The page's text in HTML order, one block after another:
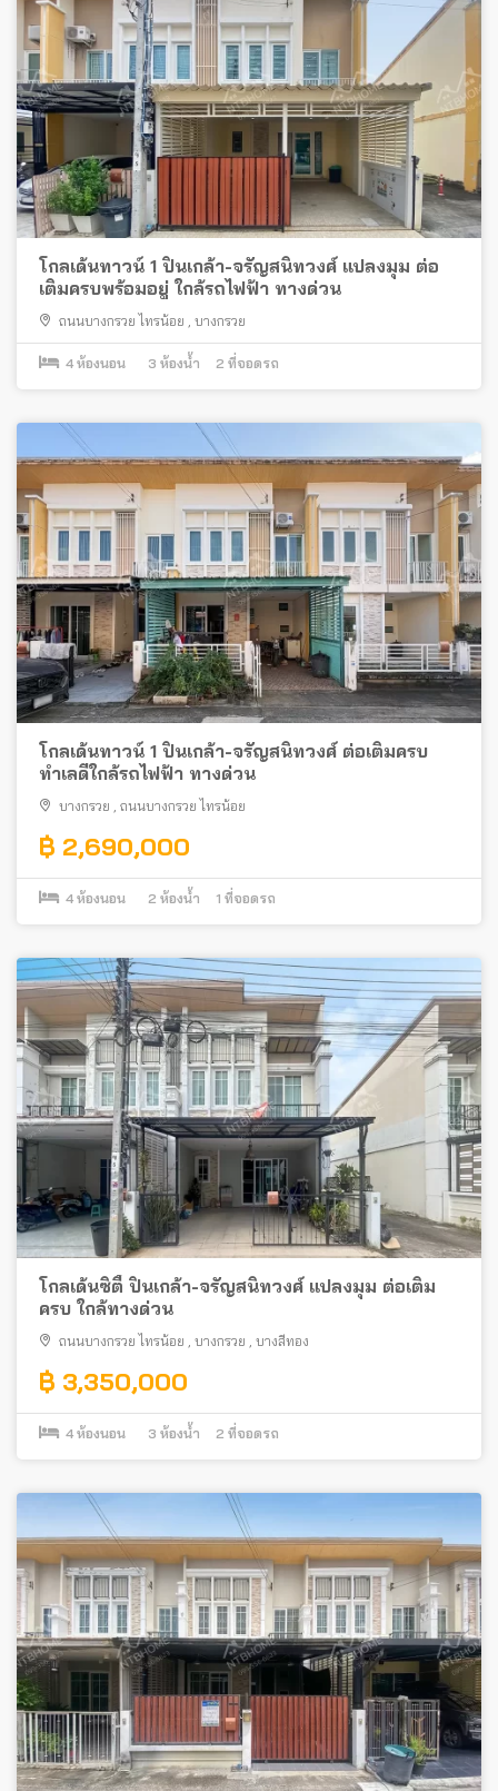
โกลเด้นทาวน์ 1 ปิ่นเกล้า-จรัญสนิทวงศ์ แปลงมุม ต่อ
เติมครบพร้อมอยู่ ใกล้รถไฟฟ้า ทางด่วน
ถนนบางกรวย ไทรน้อย , บางกรวย
4 ห้องนอน 3 ห้องน้ำ 2 ที่จอดรถ
โกลเด้นทาวน์ 1 ปิ่นเกล้า-จรัญสนิทวงศ์ ต่อเติมครบ
ทำเลดีใกล้รถไฟฟ้า ทางด่วน
บางกรวย , ถนนบางกรวย ไทรน้อย
฿ 2,690,000
4 ห้องนอน 2 ห้องน้ำ 1 ที่จอดรถ
โกลเด้นซิตี้ ปิ่นเกล้า-จรัญสนิทวงศ์ แปลงมุม ต่อเติม
ครบ ใกล้ทางด่วน
ถนนบางกรวย ไทรน้อย , บางกรวย , บางสีทอง
฿ 3,350,000
4 ห้องนอน 3 ห้องน้ำ 2 ที่จอดรถ